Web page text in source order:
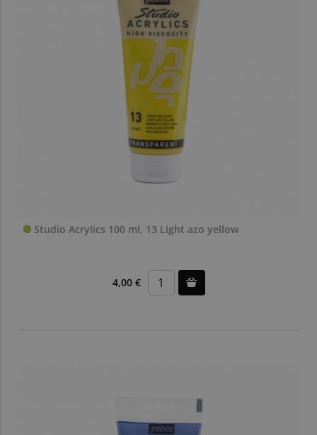
Studio Acrylics 100 ml, 13 Light azo yellow
4,00 €